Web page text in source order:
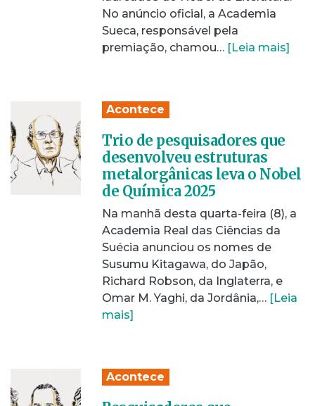
No anúncio oficial, a Academia
Sueca, responsável pela
premiação, chamou… [Leia mais]
Acontece
Trio de pesquisadores que
desenvolveu estruturas
metalorgânicas leva o Nobel
de Química 2025
Na manhã desta quarta-feira (8), a
Academia Real das Ciências da
Suécia anunciou os nomes de
Susumu Kitagawa, do Japão,
Richard Robson, da Inglaterra, e
Omar M. Yaghi, da Jordânia,… [Leia
mais]
Acontece